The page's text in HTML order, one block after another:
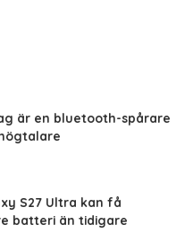
är en bluetooth-spårare
S27 Ultra kan få
batteri än tidigare